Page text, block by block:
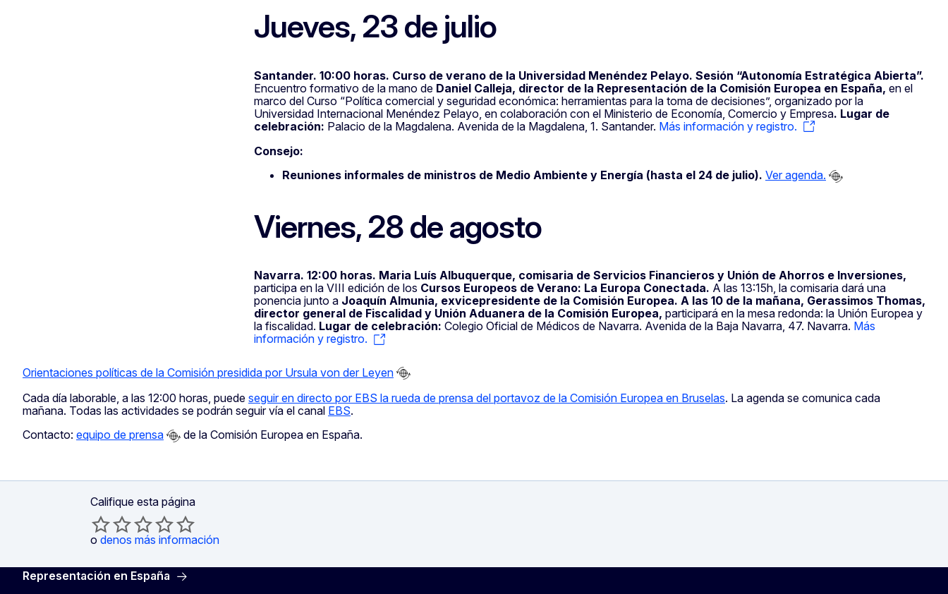
Jueves, 23 de julio
Santander. 10:00 horas. Curso de verano de la Universidad Menéndez Pelayo. Sesión “Autonomía Estratégica Abierta”.
Encuentro formativo de la mano de Daniel Calleja, director de la Representación de la Comisión Europea en España, en el
marco del Curso “Política comercial y seguridad económica: herramientas para la toma de decisiones”, organizado por la
Universidad Internacional Menéndez Pelayo, en colaboración con el Ministerio de Economía, Comercio y Empresa. Lugar de
celebración: Palacio de la Magdalena. Avenida de la Magdalena, 1. Santander. Más información y registro.
Consejo:
Reuniones informales de ministros de Medio Ambiente y Energía (hasta el 24 de julio). Ver agenda.
Viernes, 28 de agosto
Navarra. 12:00 horas. Maria Luís Albuquerque, comisaria de Servicios Financieros y Unión de Ahorros e Inversiones,
participa en la VIII edición de los Cursos Europeos de Verano: La Europa Conectada. A las 13:15h, la comisaria dará una
ponencia junto a Joaquín Almunia, exvicepresidente de la Comisión Europea. A las 10 de la mañana, Gerassimos Thomas,
director general de Fiscalidad y Unión Aduanera de la Comisión Europea, participará en la mesa redonda: la Unión Europea y
la fiscalidad. Lugar de celebración: Colegio Oficial de Médicos de Navarra. Avenida de la Baja Navarra, 47. Navarra. Más
información y registro.
Orientaciones políticas de la Comisión presidida por Ursula von der Leyen
Cada día laborable, a las 12:00 horas, puede seguir en directo por EBS la rueda de prensa del portavoz de la Comisión Europea en Bruselas. La agenda se comunica cada
mañana. Todas las actividades se podrán seguir vía el canal EBS.
Contacto: equipo de prensa de la Comisión Europea en España.
Califique esta página
o denos más información
Representación en España